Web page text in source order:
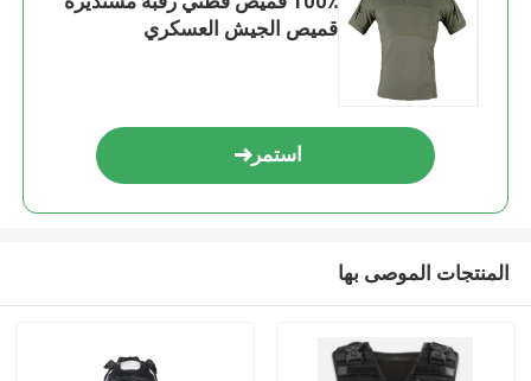
قميص الجيش العسكري
استمر
المنتجات الموصى بها